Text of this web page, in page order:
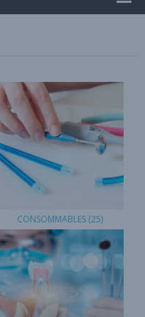
CONSOMMABLES (25)